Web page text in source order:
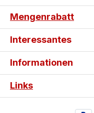
Mengenrabatt
Interessantes
Informationen
Links